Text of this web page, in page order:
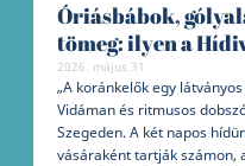
Óriásbábok,
tömeg: ilyen a
2026. május 31
„A koránkelők egy
Vidáman és ritmusos
Szegeden. A két napos
vásáraként tartják számon,